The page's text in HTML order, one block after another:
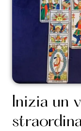
Inizia un